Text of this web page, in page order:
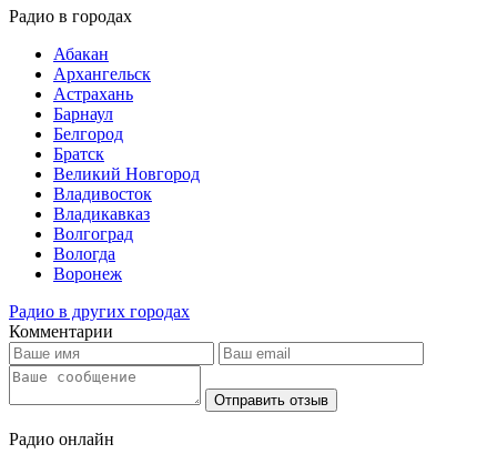
Радио в городах
Абакан
Архангельск
Астрахань
Барнаул
Белгород
Братск
Великий Новгород
Владивосток
Владикавказ
Волгоград
Вологда
Воронеж
Радио в других городах
Комментарии
Отправить отзыв
Радио онлайн